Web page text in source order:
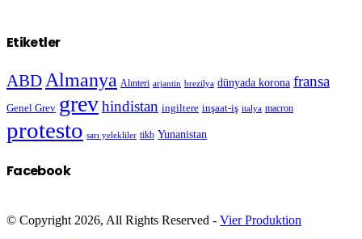
Etiketler
ABD Almanya Alınteri arjantin brezilya dünyada korona fransa
Genel Grev grevhindistan ingiltere inşaat-iş italya macron
protesto sarı yelekliler tikb Yunanistan
Facebook
© Copyright 2026, All Rights Reserved - Vier Produktion